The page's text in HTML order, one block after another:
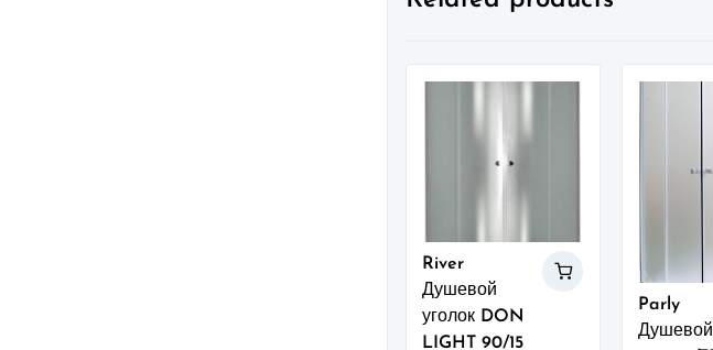
River
Душевой
уголок DON
LIGHT 90/15
Parly
Душевой